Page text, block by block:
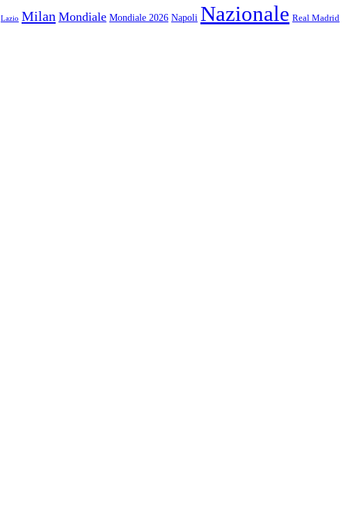
Lazio Milan Mondiale Mondiale 2026 Napoli Nazionale Real Madrid